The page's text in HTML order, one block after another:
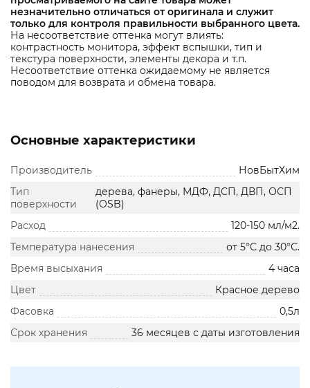
незначительно отличаться от оригинала и служит
только для контроля правильности выбранного цвета.
На несоответствие оттенка могут влиять:
контрастность монитора, эффект вспышки, тип и
текстура поверхности, элементы декора и т.п.
Несоответствие оттенка ожидаемому не является
поводом для возврата и обмена товара.
Основные характеристики
Производитель
НовБытХим
Тип
поверхности
дерева, фанеры, МДФ, ДСП, ДВП, ОСП
(OSB)
Расход
120-150 мл/м2.
Температура нанесения
от 5°C до 30°С.
Время высыхания
4 часа
Цвет
Красное дерево
Фасовка
0,5л
Срок хранения
36 месяцев с даты изготовления